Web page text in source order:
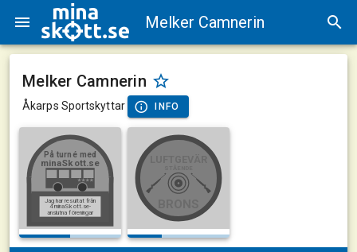
Melker Camnerin
Melker Camnerin
Åkarps Sportskyttar INFO
minaSkott.se
På turné med
Jag har resultat från
4 minaSkott.se-
anslutna föreningar